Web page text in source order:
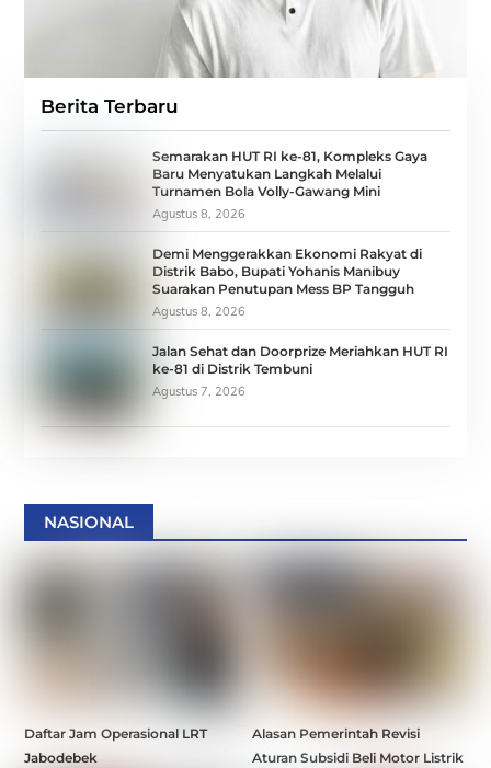
Berita Terbaru
Semarakan HUT RI ke-81, Kompleks Gaya
Baru Menyatukan Langkah Melalui
Turnamen Bola Volly-Gawang Mini
Agustus 8, 2026
Demi Menggerakkan Ekonomi Rakyat di
Distrik Babo, Bupati Yohanis Manibuy
Suarakan Penutupan Mess BP Tangguh
Agustus 8, 2026
Jalan Sehat dan Doorprize Meriahkan HUT RI
ke-81 di Distrik Tembuni
Agustus 7, 2026
NASIONAL
Daftar Jam Operasional LRT
Jabodebek
Alasan Pemerintah Revisi
Aturan Subsidi Beli Motor Listrik